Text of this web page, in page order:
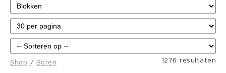
1276 resultaten
Shop /Boren